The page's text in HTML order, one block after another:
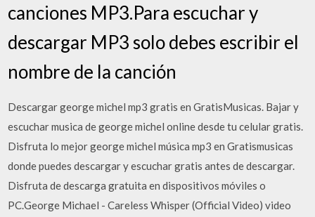
canciones MP3.Para escuchar y
descargar MP3 solo debes escribir el
nombre de la canción
Descargar george michel mp3 gratis en GratisMusicas. Bajar y
escuchar musica de george michel online desde tu celular gratis.
Disfruta lo mejor george michel música mp3 en Gratismusicas
donde puedes descargar y escuchar gratis antes de descargar.
Disfruta de descarga gratuita en dispositivos móviles o
PC.George Michael - Careless Whisper (Official Video) video